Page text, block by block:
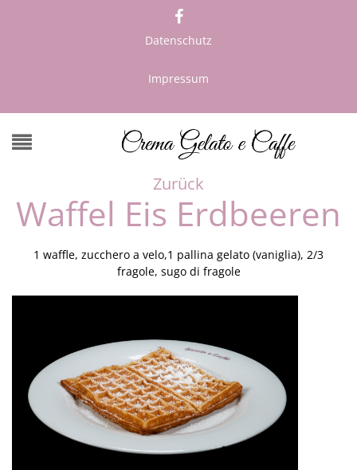
Datenschutz
Impressum
Zurück
Waffel Eis Erdbeeren
1 waffle, zucchero a velo,1 pallina gelato (vaniglia), 2/3
fragole, sugo di fragole